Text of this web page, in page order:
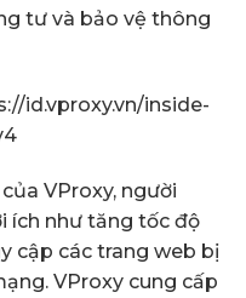
tư và bảo vệ thông
id.vproxy.vn/inside-
VProxy, người
ích như tăng tốc độ
cập các trang web bị
VProxy cung cấp